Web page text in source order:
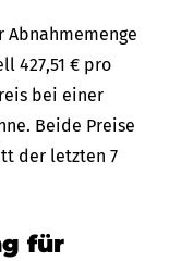
Abnahmemenge
427,51 € pro
bei einer
Beide Preise
der letzten 7
für